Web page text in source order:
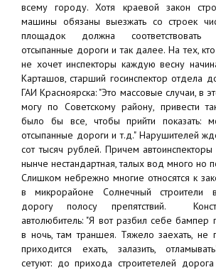
всему городу. Хотя краевой закон
машины обязаны выезжать со строек
площадок должна
отсыпанные дороги и так далее. На тех,
не хочет инспекторы каждую весну
Карташов, старший госинспектор отдела
ГАИ Красноярска: "Это массовые случаи, в
могу по Советскому району, привести
было бы все, чтобы прийти показать:
отсыпанные дороги и т.д." Нарушителей
сот тысяч рублей. Причем
нынче нестандартная, талых вод много но
Слишком небрежно многие относятся к
в микрорайоне Солнечный строители
дорогу полосу препятствий.
автолюбитель: "Я вот разбил себе бампер
в ночь, там траншея. Тяжело заехать, не
приходится ехать, залазить,
сетуют: до прихода строитетелей